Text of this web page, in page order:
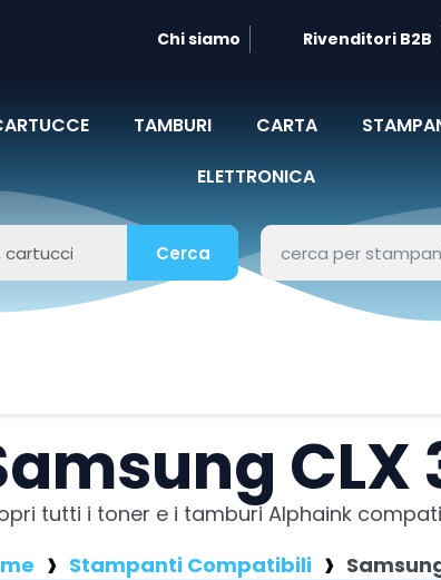
Chi siamo Rivenditori B2B
TAMBURI CARTA
ELETTRONICA
Cerca
CLX
tutti i toner e i tamburi Alphaink
Stampanti Compatibili